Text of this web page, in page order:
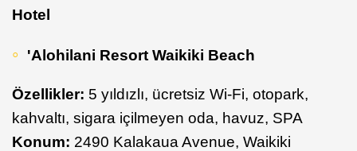
Hotel
'Alohilani Resort Waikiki Beach
Özellikler: 5 yıldızlı, ücretsiz Wi-Fi, otopark,
kahvaltı, sigara içilmeyen oda, havuz, SPA
Konum: 2490 Kalakaua Avenue, Waikiki